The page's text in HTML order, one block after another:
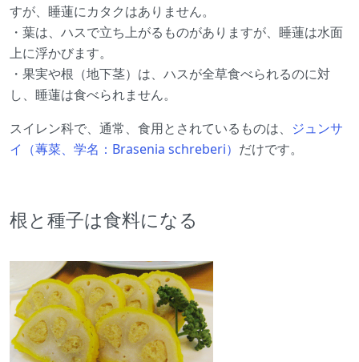
すが、睡蓮にカタクはありません。
・葉は、ハスで立ち上がるものがありますが、睡蓮は水面
上に浮かびます。
・果実や根（地下茎）は、ハスが全草食べられるのに対
し、睡蓮は食べられません。
スイレン科で、通常、食用とされているものは、 ジュンサ
イ（蓴菜、学名：Brasenia schreberi） だけです。
根と種子は食料になる